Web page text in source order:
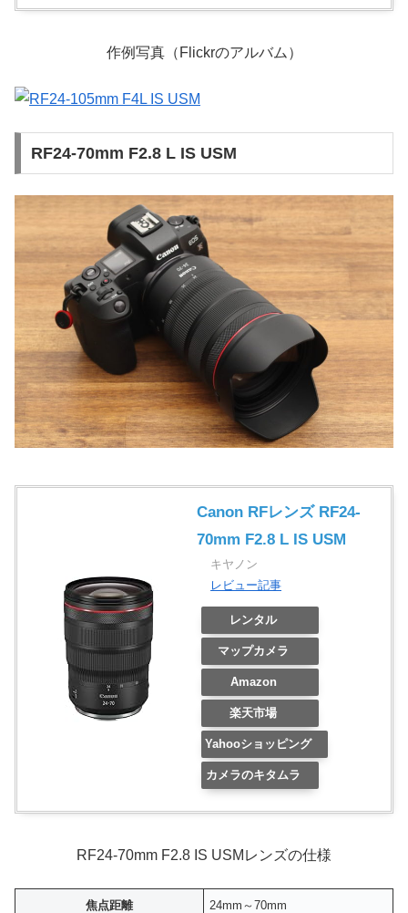
作例写真（Flickrのアルバム）
RF24-70mm F2.8 L IS USM
Canon RFレンズ RF24-
70mm F2.8 L IS USM
キヤノン
レビュー記事
レンタル
マップカメラ
Amazon
楽天市場
Yahooショッピング
カメラのキタムラ
RF24-70mm F2.8 IS USMレンズの仕様
焦点距離 24mm～70mm